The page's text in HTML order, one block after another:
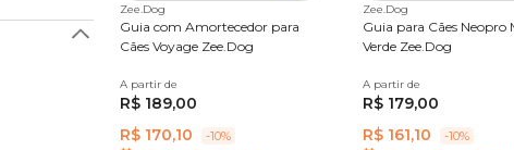
Zee.Dog
Guia com Amortecedor para
Cães Voyage Zee.Dog
P G
A partir de
R$ 189,00
R$ 170,10
-10%
Zee.Dog
Guia para Cães Neopro
Verde Zee.Dog
P G
A partir de
R$ 179,00
R$ 161,10
-10%